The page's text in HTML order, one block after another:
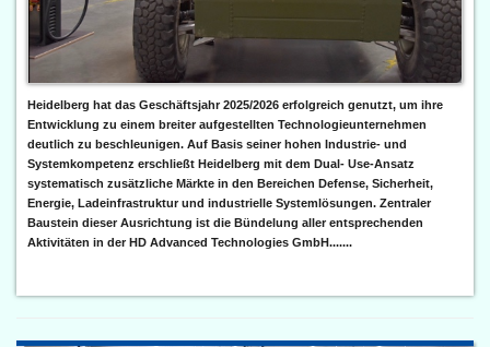
Heidelberg hat das Geschäftsjahr 2025/2026 erfolgreich genutzt, um ihre
Entwicklung zu einem breiter aufgestellten Technologieunternehmen
deutlich zu beschleunigen. Auf Basis seiner hohen Industrie- und
Systemkompetenz erschließt Heidelberg mit dem Dual- Use-Ansatz
systematisch zusätzliche Märkte in den Bereichen Defense, Sicherheit,
Energie, Ladeinfrastruktur und industrielle Systemlösungen. Zentraler
Baustein dieser Ausrichtung ist die Bündelung aller entsprechenden
Aktivitäten in der HD Advanced Technologies GmbH.......